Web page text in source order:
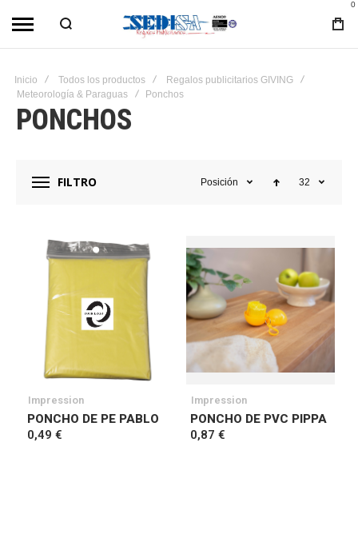
0
Inicio Todos los productos
Regalos publicitarios GIVING
Meteorología & Paraguas
Ponchos
PONCHOS
FILTRO Posición 32
Impression
PONCHO DE PE PABLO
0,49 €
Impression
PONCHO DE PVC PIPPA
0,87 €